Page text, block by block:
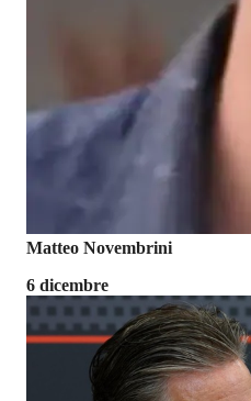
Matteo Novembrini
6 dicembre